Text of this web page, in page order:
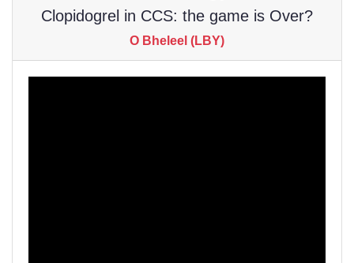
Clopidogrel in CCS: the game is Over?
O Bheleel (LBY)